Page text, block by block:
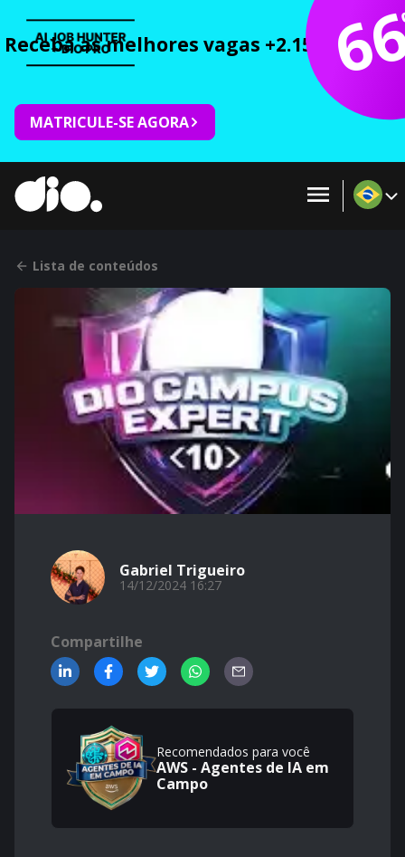
Receba as melhores vagas +2.150 cursos
MATRICULE-SE AGORA
Lista de conteúdos
Gabriel Trigueiro
14/12/2024 16:27
Compartilhe
Recomendados para você
AWS - Agentes de IA em
Campo